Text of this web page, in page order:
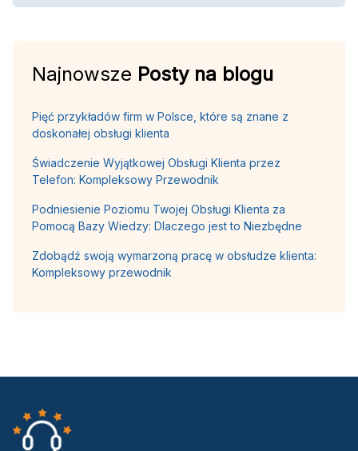
Najnowsze Posty na blogu
Pięć przykładów firm w Polsce, które są znane z
doskonałej obsługi klienta
Świadczenie Wyjątkowej Obsługi Klienta przez
Telefon: Kompleksowy Przewodnik
Podniesienie Poziomu Twojej Obsługi Klienta za
Pomocą Bazy Wiedzy: Dlaczego jest to Niezbędne
Zdobądź swoją wymarzoną pracę w obsłudze klienta:
Kompleksowy przewodnik